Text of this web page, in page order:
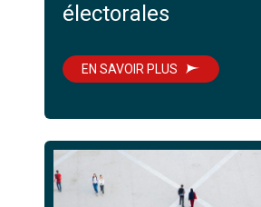
électorales
EN SAVOIR PLUS